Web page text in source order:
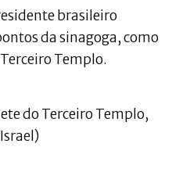
brasileiro
da sinagoga, como
Templo.